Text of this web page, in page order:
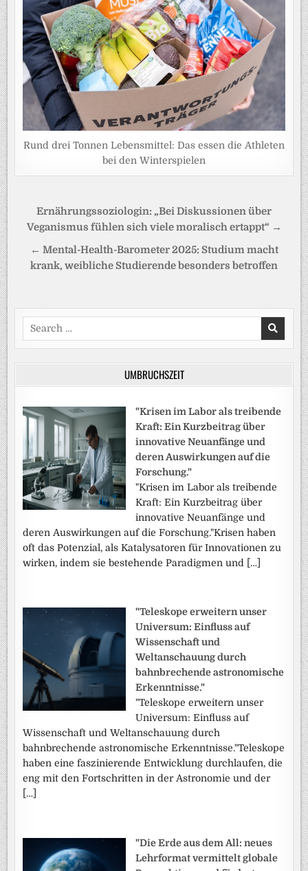
Rund drei Tonnen Lebensmittel: Das essen die Athleten
bei den Winterspielen
Beitragsnavigation
Ernährungssoziologin: „Bei Diskussionen über
Veganismus fühlen sich viele moralisch ertappt“ →
← Mental-Health-Barometer 2025: Studium macht
krank, weibliche Studierende besonders betroffen
Search
for:
UMBRUCHSZEIT
"Krisen im Labor als treibende
Kraft: Ein Kurzbeitrag über
innovative Neuanfänge und
deren Auswirkungen auf die
Forschung."
"Krisen im Labor als treibende
Kraft: Ein Kurzbeitrag über
innovative Neuanfänge und
deren Auswirkungen auf die Forschung."Krisen haben
oft das Potenzial, als Katalysatoren für Innovationen zu
wirken, indem sie bestehende Paradigmen und […]
"Teleskope erweitern unser
Universum: Einfluss auf
Wissenschaft und
Weltanschauung durch
bahnbrechende astronomische
Erkenntnisse."
"Teleskope erweitern unser
Universum: Einfluss auf
Wissenschaft und Weltanschauung durch
bahnbrechende astronomische Erkenntnisse."Teleskope
haben eine faszinierende Entwicklung durchlaufen, die
eng mit den Fortschritten in der Astronomie und der
[…]
"Die Erde aus dem All: neues
Lehrformat vermittelt globale